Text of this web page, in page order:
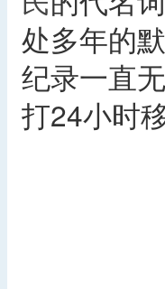
处多年的
纪录一直
打24小时